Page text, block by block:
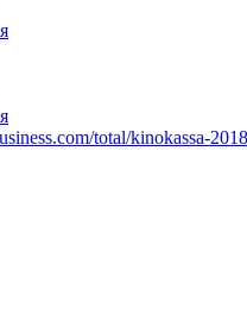
total/kinokassa-